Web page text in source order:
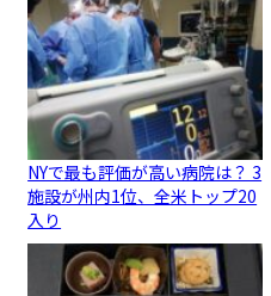
NYで最も評価が高い病院は？ 3
施設が州内1位、全米トップ20
入り